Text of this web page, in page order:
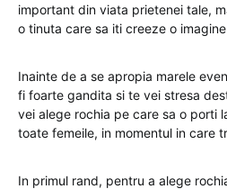
important din viata prietenei tale,
o tinuta care sa iti creeze o
Inainte de a se apropia marele
fi foarte gandita si te vei stresa
vei alege rochia pe care sa o porti
toate femeile, in momentul in care
In primul rand, pentru a alege